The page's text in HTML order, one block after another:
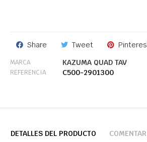
Share Tweet
MARCA KAZUMA QUAD TAV
REFERENCIA C500-2901300
DETALLES DEL PRODUCTO